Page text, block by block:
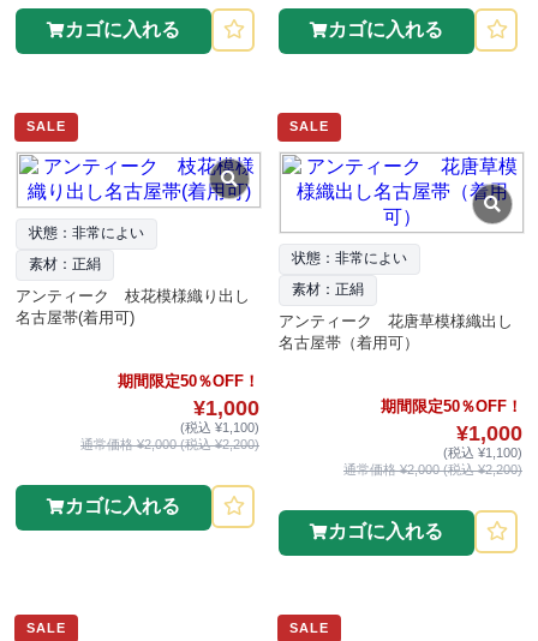
カゴに入れる カゴに入れる
SALE
状態：非常によい
素材：正絹
アンティーク 枝花模様織り出し
名古屋帯(着用可)
期間限定50％OFF！
¥1,000
(税込 ¥1,100)
通常価格 ¥2,000 (税込 ¥2,200)
カゴに入れる
SALE
状態：非常によい
素材：正絹
アンティーク 花唐草模様織出し
名古屋帯（着用可）
期間限定50％OFF！
¥1,000
(税込 ¥1,100)
通常価格 ¥2,000 (税込 ¥2,200)
カゴに入れる
SALE SALE